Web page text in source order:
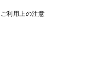
ご利用上の注意